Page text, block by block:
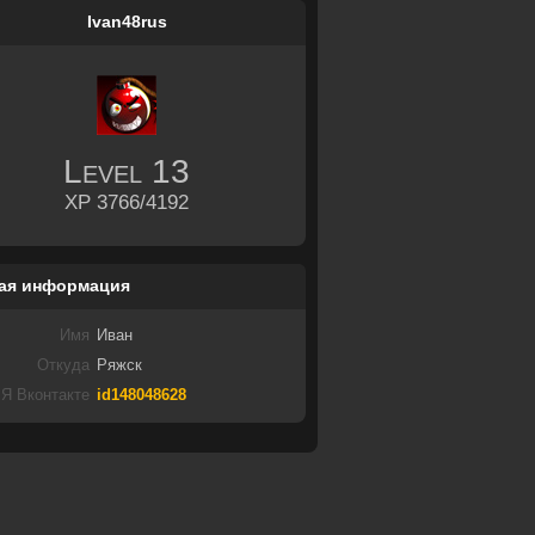
Ivan48rus
Level 13
XP 3766/4192
информация
Имя
Иван
Откуда Ряжск
Я Вконтакте id148048628